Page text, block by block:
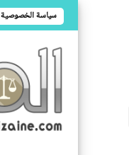
سياسة الخصوصية